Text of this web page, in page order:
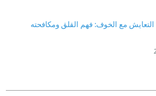
التعايش مع الخوف: فهم القلق ومكافحته